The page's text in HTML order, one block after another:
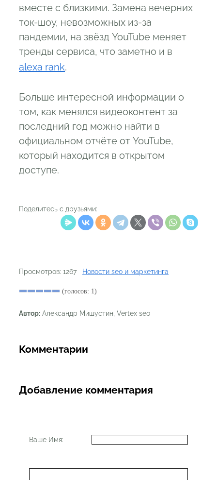
вместе с близкими. Замена вечерних
ток-шоу, невозможных из-за
пандемии, на звёзд YouTube меняет
тренды сервиса, что заметно и в
alexa rank.
Больше интересной информации о
том, как менялся видеоконтент за
последний год можно найти в
официальном отчёте от YouTube,
который находится в открытом
доступе.
Поделитесь с друзьями:
Просмотров: 1267 Новости seo и маркетинга
(голосов: 1)
Автор: Александр Мишустин, Vertex seo
Комментарии
Добавление комментария
Ваше Имя: